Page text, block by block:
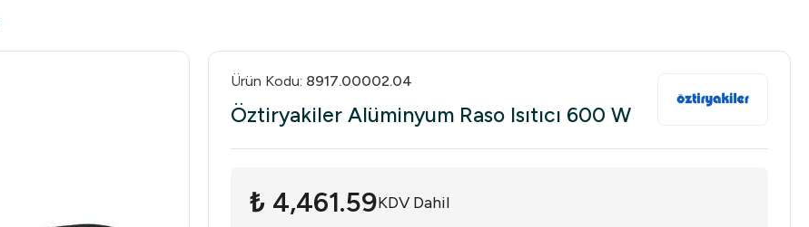
Ürün Kodu: 8917.00002.04
Öztiryakiler Alüminyum Raso Isıtıcı 600 W
₺ 4,461.59KDV Dahil